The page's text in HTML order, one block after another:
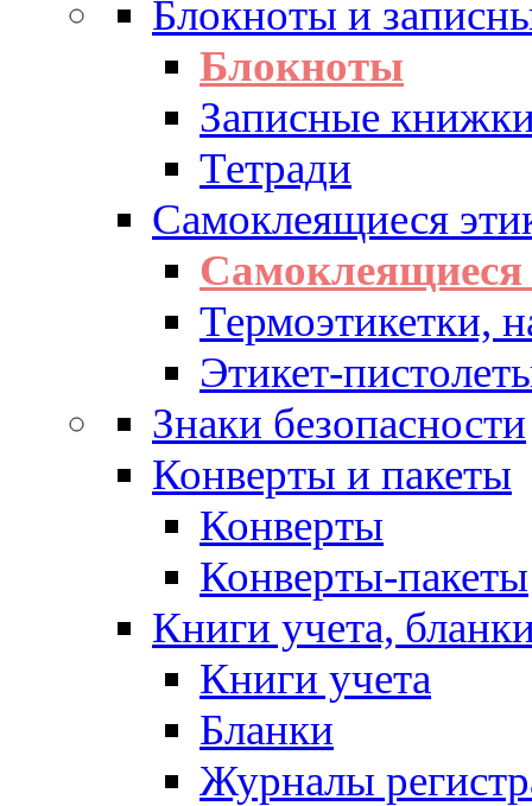
Блокноты и
Блокноты
Записные
Тетради
Самоклеящиеся
Самоклеящиеся
Термоэтикетки,
Этикет-
Знаки безопасности
Конверты и пакеты
Конверты
Конверты-пакеты
Книги учета,
Книги учета
Бланки
Журналы